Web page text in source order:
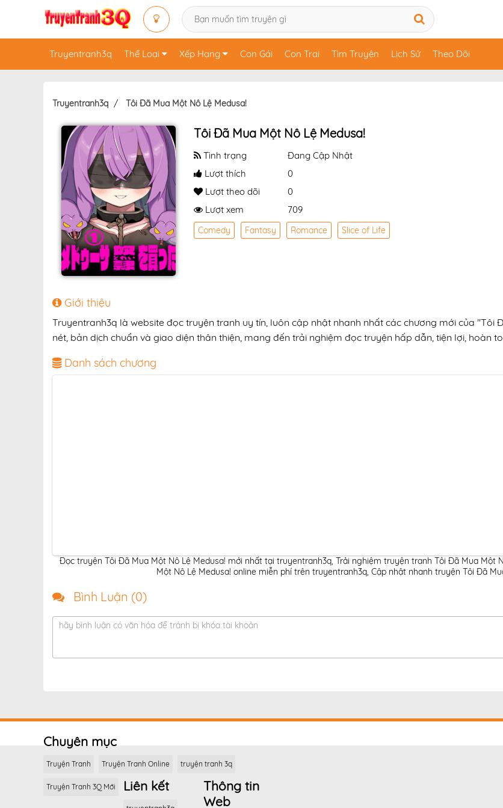
Truyentranh3q Thể Loại Xếp Hạng Con Gái Con Trai Tìm Truyện Lịch Sử Theo Dõi
Truyentranh3q Tôi Đã Mua Một Nô Lệ Medusa!
Tôi Đã Mua Một Nô Lệ Medusa!
Tình trạng
Đang Cập Nhật
Lượt thích
0
Lượt theo dõi
0
Lượt xem
709
Comedy Fantasy Romance Slice of Life
Giới thiệu
Truyentranh3q là website đọc truyện tranh uy tín, luôn cập nhật nhanh nhất các chương mới của "Tôi
nét, bản dịch chuẩn và giao diện thân thiện, mang đến trải nghiệm đọc truyện hấp dẫn, tiện lợi, hoàn
Danh sách chương
Đọc truyện Tôi Đã Mua Một Nô Lệ Medusa! mới nhất tại truyentranh3q, Trải nghiệm truyện tranh Tôi Đã Mua Một
Một Nô Lệ Medusa! online miễn phí trên truyentranh3q, Cập nhật nhanh truyện Tôi Đã
Bình Luận (0)
hãy bình luận có văn hóa để tránh bị khóa tài khoản
Chuyên mục
Truyện Tranh Truyện Tranh Online truyện tranh 3q
Truyện Tranh 3Q Mới Liên kết
Thông tin
Web